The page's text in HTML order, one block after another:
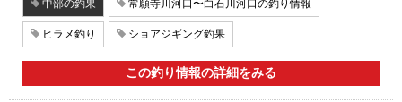
中部の釣果 常願寺川河口〜白石川河口の釣り情報
ヒラメ釣り ショアジギング釣果
この釣り情報の詳細をみる